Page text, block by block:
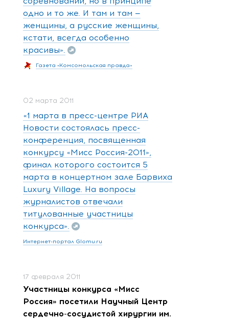
одно и то же. И там и там —
женщины, а русские женщины,
кстати, всегда особенно
красивы».
Газета «Комсомольская правда»
02 марта 2011
«1 марта в пресс-центре РИА
Новости состоялась пресс-
конференция, посвященная
конкурсу «Мисс Россия-2011»,
финал которого состоится 5
марта в концертном зале Барвиха
Luxury Village. На вопросы
журналистов отвечали
титулованные участницы
конкурса».
Интернет-портал Glomu.ru
17 февраля 2011
Участницы конкурса «Мисс
Россия» посетили Научный Центр
сердечно-сосудистой хирургии им.